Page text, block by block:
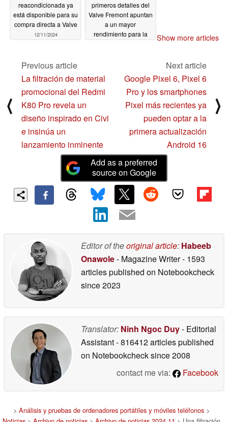
reacondicionada ya
está disponible para su
compra directa a Valve
12/11/2024
primeros detalles del
Valve Fremont apuntan
a un mayor
rendimiento para la
Show more articles
⟨
Previous article
La filtración de material
promocional del Redmi
K80 Pro revela un
diseño inspirado en Civi
e insinúa un
lanzamiento inminente
Next article
Google Pixel 6, Pixel 6
Pro y los smartphones
Pixel más recientes ya
pueden optar a la
primera actualización
Android 16
⟩
Add as a preferred
source on Google
Editor of theoriginal article: Habeeb
Onawole- Magazine Writer- 1593
articles published on Notebookcheck
since 2023
Translator: Ninh Ngoc Duy- Editorial
Assistant- 816412 articles published
on Notebookchecksince 2008
contact me via:
Facebook
> Análisis y pruebas de ordenadores portátiles y móviles teléfonos >